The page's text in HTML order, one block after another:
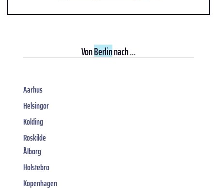
VonBerlinnach ...
Aarhus
Helsingor
Kolding
Roskilde
Ålborg
Holstebro
Kopenhagen